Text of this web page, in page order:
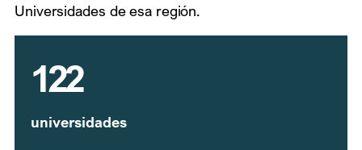
Universidades de esa región.
122
universidades